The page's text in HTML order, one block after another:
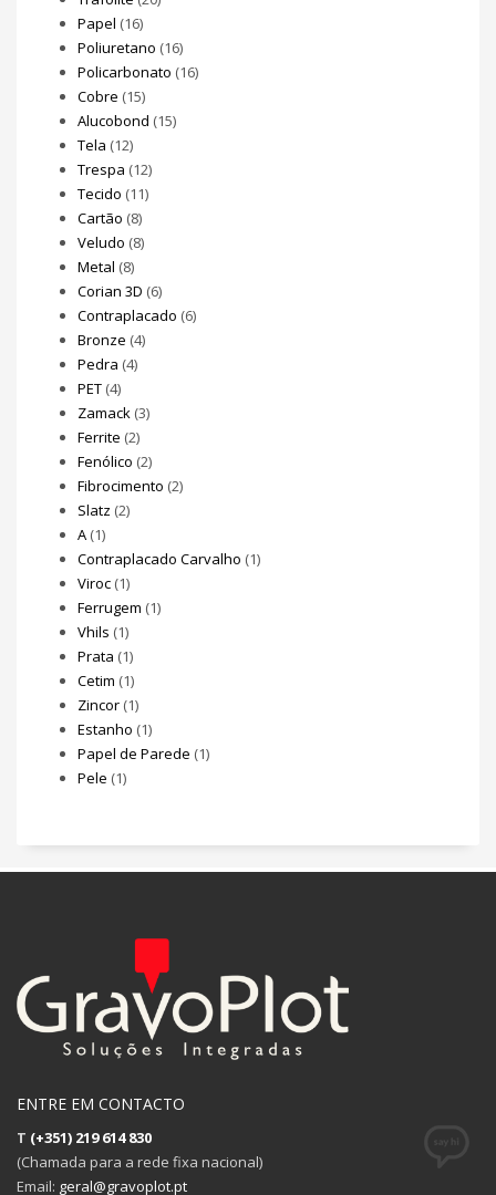
Papel (16)
Poliuretano (16)
Policarbonato (16)
Cobre (15)
Alucobond (15)
Tela (12)
Trespa (12)
Tecido (11)
Cartão (8)
Veludo (8)
Metal (8)
Corian 3D (6)
Contraplacado (6)
Bronze (4)
Pedra (4)
PET (4)
Zamack (3)
Ferrite (2)
Fenólico (2)
Fibrocimento (2)
Slatz (2)
A (1)
Contraplacado Carvalho (1)
Viroc (1)
Ferrugem (1)
Vhils (1)
Prata (1)
Cetim (1)
Zincor (1)
Estanho (1)
Papel de Parede (1)
Pele (1)
ENTRE EM CONTACTO
T (+351) 219 614 830
(Chamada para a rede fixa nacional)
Email: geral@gravoplot.pt